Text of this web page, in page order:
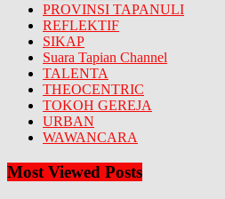
PROVINSI TAPANULI
REFLEKTIF
SIKAP
Suara Tapian Channel
TALENTA
THEOCENTRIC
TOKOH GEREJA
URBAN
WAWANCARA
Most Viewed Posts